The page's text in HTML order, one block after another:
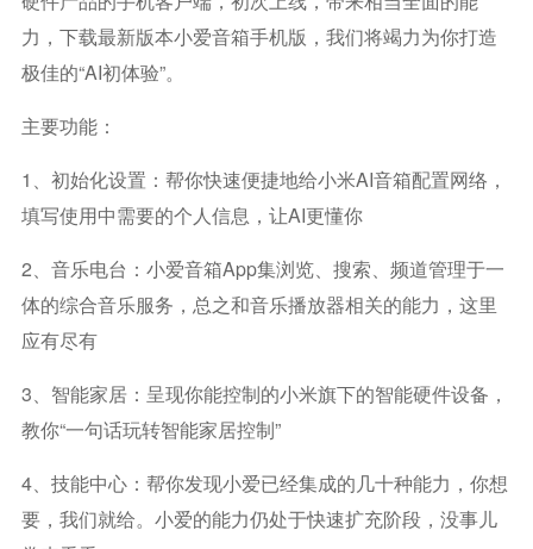
力，下载最新版本小爱音箱手机版，我们将竭力为你打造
极佳的“AI初体验”。
主要功能：
1、初始化设置：帮你快速便捷地给小米AI音箱配置网络，
填写使用中需要的个人信息，让AI更懂你
2、音乐电台：小爱音箱app集浏览、搜索、频道管理于一
体的综合音乐服务，总之和音乐播放器相关的能力，这里
应有尽有
3、智能家居：呈现你能控制的小米旗下的智能硬件设备，
教你“一句话玩转智能家居控制”
4、技能中心：帮你发现小爱已经集成的几十种能力，你想
要，我们就给。小爱的能力仍处于快速扩充阶段，没事儿